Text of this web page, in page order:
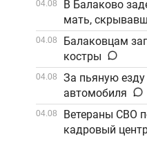
04.08
В Балаково
мать,
04.08
Балаковцам
костры
04.08
За пьяную
автомобиля
04.08
Ветераны СВО
кадровый